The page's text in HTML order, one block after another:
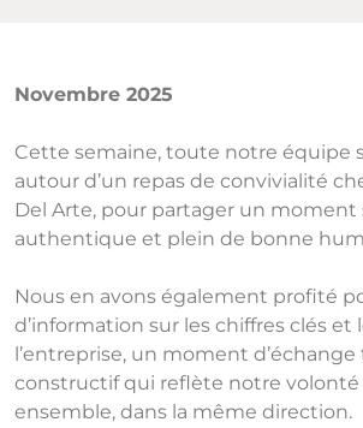
Novembre 2025
Cette semaine, toute notre équipe
autour d’un repas de convivialité
Del Arte, pour partager un moment
authentique et plein de bonne
Nous en avons également profité
d’information sur les chiffres clés et
l’entreprise, un moment
constructif qui reflète notre volonté
ensemble, dans la même direction.